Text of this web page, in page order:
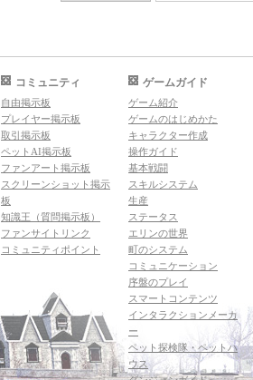
コミュニティ
自由掲示板
プレイヤー掲示板
取引掲示板
ペットAI掲示板
ファンアート掲示板
スクリーンショット掲示
板
知識王（質問掲示板）
ファンサイトリンク
コミュニティポイント
ゲームガイド
ゲーム紹介
ゲームのはじめかた
キャラクター作成
操作ガイド
基本戦闘
スキルシステム
生産
ステータス
エリンの世界
町のシステム
コミュニケーション
序盤のプレイ
スマートコンテンツ
インタラクションメーカ
ー
ペット探検隊・ペットハ
ウス